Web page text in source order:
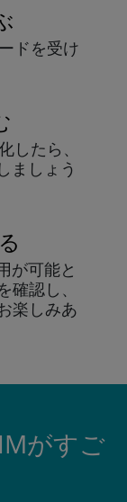
ドを受け
したら、
ま しょう
が可能と
確認し、
楽しみあ
がすご